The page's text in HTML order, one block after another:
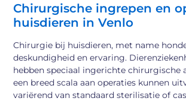
Chirurgische ingrepen en
huisdieren in Venlo
Chirurgie bij huisdieren, met name
deskundigheid en ervaring.
hebben speciaal ingerichte chirurgische
een breed scala aan operaties kunnen
variërend van standaard sterilisatie of